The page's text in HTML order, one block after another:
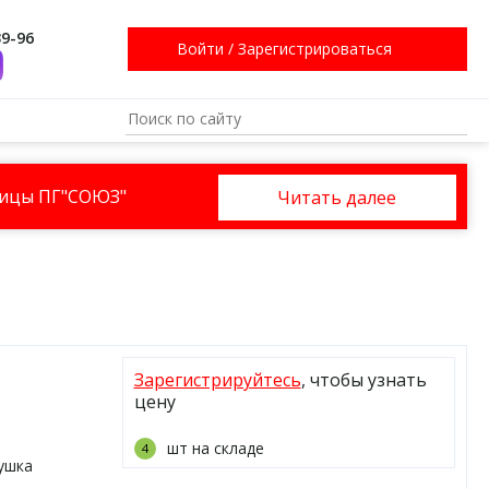
96
Войти / Зарегистрироваться
ПГ"СОЮЗ" Читать далее
Зарегистрируйтесь, чтобы узнать
цену
4 шт на складе